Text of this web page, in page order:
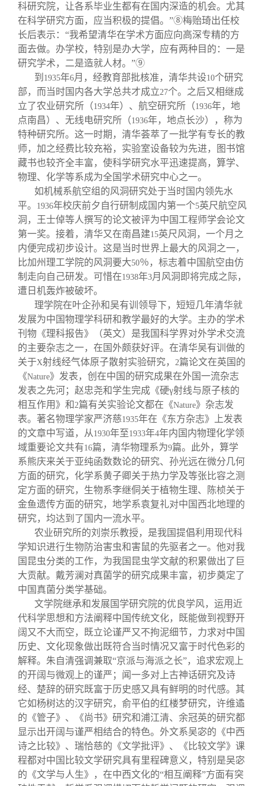
科研究院，让各系毕业生都有在国内深造的机会。尤其
在科学研究方面，应当积极的提倡。”⑧梅贻琦出任校
长后表示：“我希望清华在学术方面应向高深专精的方
面去做。办学校，特别是办大学，应有两种目的：一是
研究学术，二是造就人材。”⑨
到 1935年6月，经教育部批核准，清华共设10个研究
部，而当时国内各大学总共才成立27个。之后又相继成
立了农业研究所（1934年）、航空研究所（1936年，地
点南昌）、无线电研究所（1936年，地点长沙），称为
特种研究所。这一时期，清华荟萃了一批学有专长的教
师，加之经费比较充裕，实验室设备较为先进，图书馆
藏书也较齐全丰富，使科学研究水平迅速提高，算学、
物理、化学等系成为全国学术研究中心之一。
如机械系航空组的风洞研究处于当时国内领先水
平。
1936年校庆前夕自行研制成国内第一个5英尺航空风
洞，王士倬等人撰写的论文被评为中国工程师学会论文
第一奖。接着，清华又在南昌建15英尺风洞，一个月之
内便完成初步设计。这是当时世界上最大的风洞之一，
比加州理工学院的风洞要大50％，标志着中国航空由仿
制走向自己研发。可惜在1938年3月风洞即将完成之际，
遭日机轰炸被破坏。
理学院在叶企孙和吴有训领导下，短短几年清华就
发展为中国物理学科研和教学最好的大学。主办的学术
刊物《理科报告》（英文）是我国科学界对外学术交流
的主要杂志之一，在国外颇获好评。在清华吴有训做的
关于X射线经气体原子散射实验研究， 2篇论文在英国的
《Nature》发表，创在中国的研究成果在外国一流杂志
发表之先河；赵忠尧和学生完成《硬γ射线与原子核的
相互作用》和2篇有关实验论文都在《Nature》杂志发
表。著名物理学家严济慈1935年在《东方杂志》上发表
的文章中写道，从 1930年至1933年4年内国内物理化学领
域重要论文共有16篇，清华物理系为9篇。此外，算学
系熊庆来关于亚纯函数数论的研究、孙光远在微分几何
方面的研究，化学系黄子卿关于热力学及等张比容之测
定方面的研究，生物系李继侗关于植物生理、陈桢关于
金鱼遗传方面的研究，地学系袁复礼对中国西北地理的
研究，均达到了国内一流水平。
农业研究所的刘崇乐教授，是我国提倡利用现代科
学知识进行生物防治害虫和害鼠的先驱者之一。他对我
国昆虫分类的工作，为我国昆虫学文献的积累做出了巨
大贡献。戴芳澜对真菌学的研究成果丰富，初步奠定了
中国真菌分类学基础。
文学院继承和发展国学研究院的优良学风，运用近
代科学思想和方法阐释中国传统文化，既能做到视野开
阔又不大而空，既立论谨严又不拘泥细节，力求对中国
历史、文化现象做出既符合当时情况又富于时代色彩的
解释。朱自清强调兼取“京派与海派之长”，追求宏观上
的开阔与微观上的谨严；闻一多对上古神话研究及诗
经、楚辞的研究既富于历史感又具有鲜明的时代感。其
它如杨树达的汉字研究，俞平伯的红楼梦研究，许维遹
的《管子》、《尚书》研究和浦江清、余冠英的研究都
显示出开阔与谨严相结合的特色。外文系吴宓的《中西
诗之比较》、瑞恰慈的《文学批评》、《比较文学》课
程都对中国比较文学研究具有里程碑意义，特别是吴宓
的《文学与人生》，在中西文化的“相互阐释”方面有突